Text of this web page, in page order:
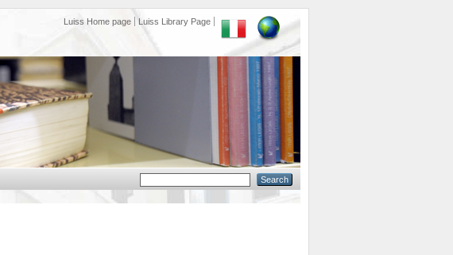
Luiss Home page Luiss Library Page